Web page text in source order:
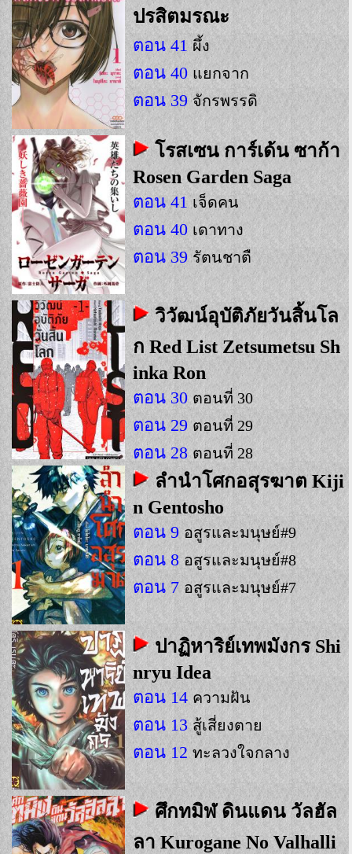
ปรสิตมรณะ
ตอน 41 ผึ้ง
ตอน 40 แยกจาก
ตอน 39 จักรพรรดิ
โรสเซน การ์เด้น ซาก้า
Rosen Garden Saga
ตอน 41 เจ็ดคน
ตอน 40 เดาทาง
ตอน 39 รัตนชาตื
วิวัฒน์อุบัติภัยวันสิ้นโล
ก Red List Zetsumetsu Sh
inka Ron
ตอน 30 ตอนที่ 30
ตอน 29 ตอนที่ 29
ตอน 28 ตอนที่ 28
ลำนำโศกอสุรฆาต Kiji
n Gentosho
ตอน 9 อสูรและมนุษย์#9
ตอน 8 อสูรและมนุษย์#8
ตอน 7 อสูรและมนุษย์#7
ปาฏิหาริย์เทพมังกร Shi
nryu Idea
ตอน 14 ความฝัน
ตอน 13 สู้เสี่ยงตาย
ตอน 12 ทะลวงใจกลาง
ศึกทมิฬ ดินแดน วัลฮัล
ลา Kurogane No Valhalli